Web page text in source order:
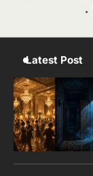
Latest Post